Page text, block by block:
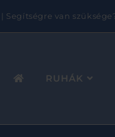
| Segítségre van
RUHÁK